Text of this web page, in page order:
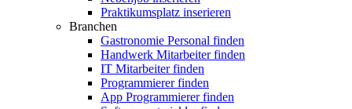
Praktikumsplatz inserieren
Branchen
Gastronomie Personal finden
Handwerk Mitarbeiter finden
IT Mitarbeiter finden
Programmierer finden
App Programmierer finden